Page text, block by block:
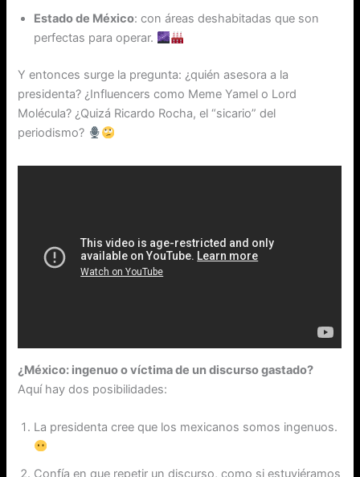
Estado de México: con áreas deshabitadas que son
perfectas para operar.
Y entonces surge la pregunta: ¿quién asesora a la
presidenta? ¿Influencers como Meme Yamel o Lord
Molécula? ¿Quizá Ricardo Rocha, el “sicario” del
periodismo?
¿México: ingenuo o víctima de un discurso gastado?
Aquí hay dos posibilidades:
La presidenta cree que los mexicanos somos ingenuos.
Confía en que repetir un discurso, como si estuviéramos